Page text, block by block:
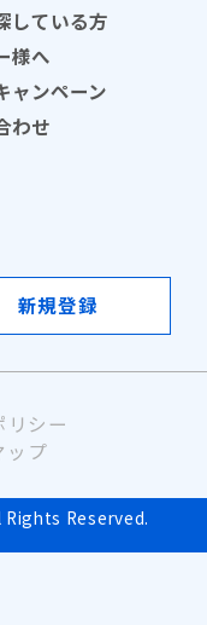
している方
様へ
ャンペーン
わせ
新規登録
リシー
ップ
Reserved.